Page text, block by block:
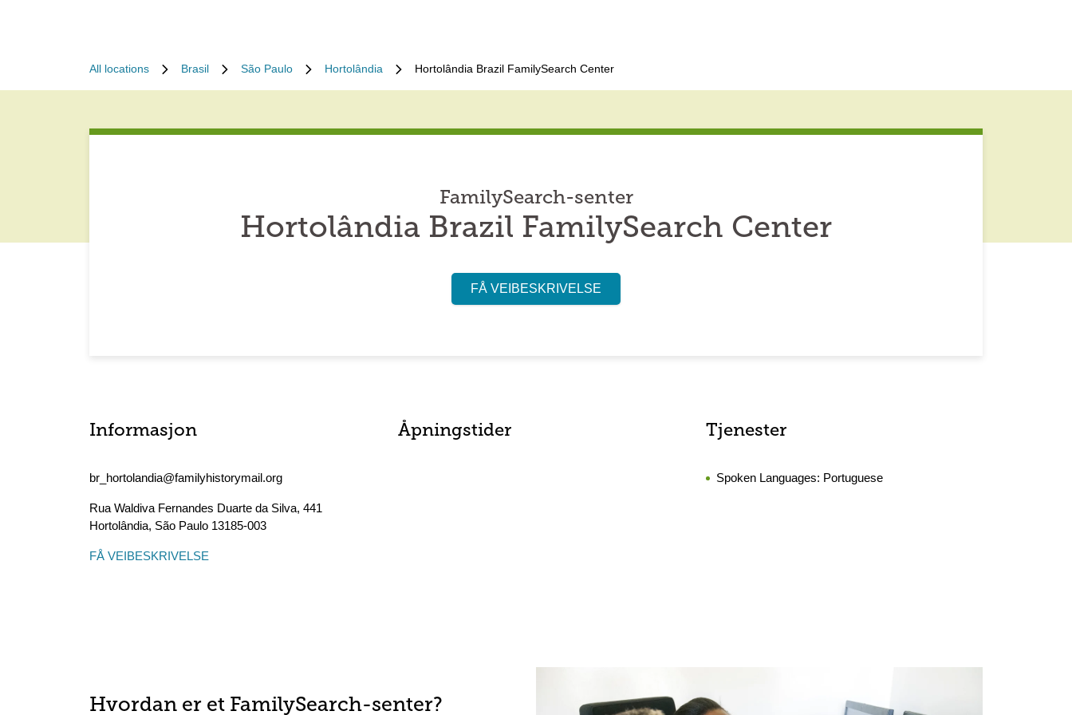
All locations Brasil São Paulo Hortolândia Hortolândia Brazil FamilySearch Center
FamilySearch-senter
Hortolândia Brazil FamilySearch Center
FÅ VEIBESKRIVELSE
Informasjon
br_hortolandia@familyhistorymail.org
Rua Waldiva Fernandes Duarte da Silva, 441
Hortolândia, São Paulo 13185-003
FÅ VEIBESKRIVELSE
Åpningstider Tjenester
Spoken Languages: Portuguese
Hvordan er et FamilySearch-senter?